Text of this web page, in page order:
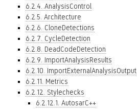
6.2.4. AnalysisControl
6.2.5. Architecture
6.2.6. CloneDetections
6.2.7. CycleDetection
6.2.8. DeadCodeDetection
6.2.9. ImportAnalysisResults
6.2.10. ImportExternalAnalysisOutput
6.2.11. Metrics
6.2.12. Stylechecks
6.2.12.1. AutosarC++